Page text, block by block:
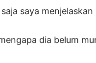
saja saya
dia belum